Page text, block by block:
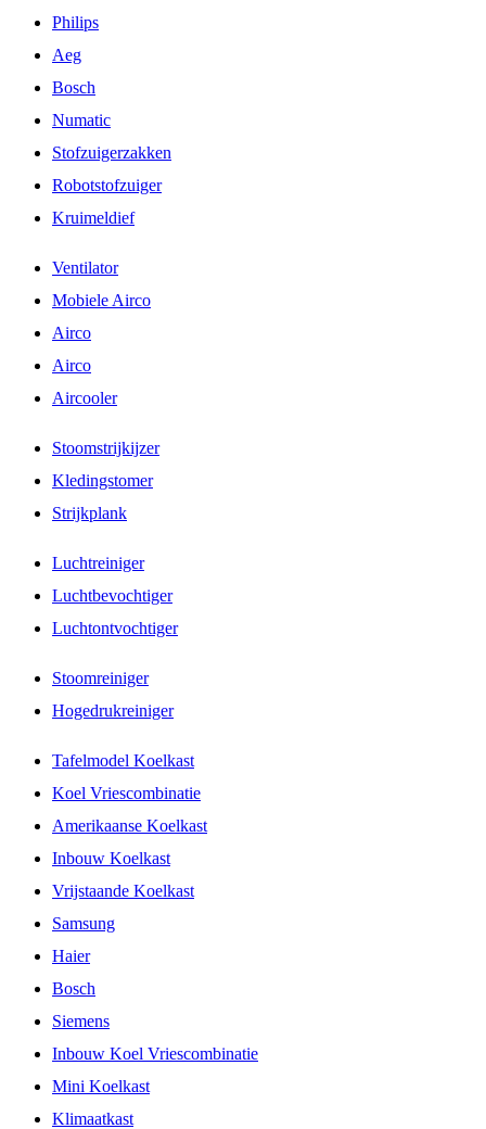
Philips
Aeg
Bosch
Numatic
Stofzuigerzakken
Robotstofzuiger
Kruimeldief
Ventilator
Mobiele Airco
Airco
Airco
Aircooler
Stoomstrijkijzer
Kledingstomer
Strijkplank
Luchtreiniger
Luchtbevochtiger
Luchtontvochtiger
Stoomreiniger
Hogedrukreiniger
Tafelmodel Koelkast
Koel Vriescombinatie
Amerikaanse Koelkast
Inbouw Koelkast
Vrijstaande Koelkast
Samsung
Haier
Bosch
Siemens
Inbouw Koel Vriescombinatie
Mini Koelkast
Klimaatkast